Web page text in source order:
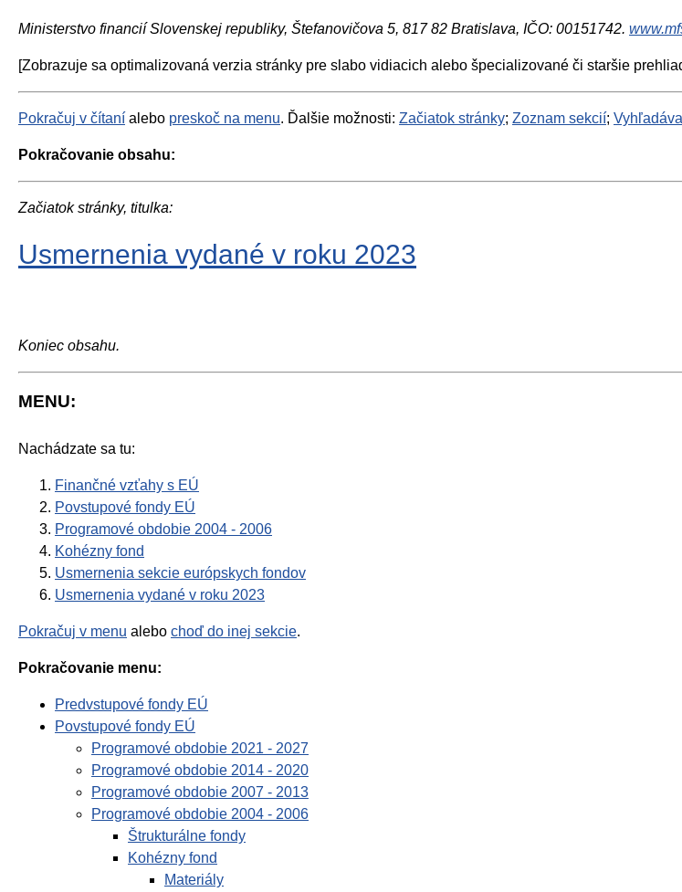
Ministerstvo financií Slovenskej republiky, Štefanovičova 5, 817 82 Bratislava, IČO: 00151742.
[Zobrazuje sa optimalizovaná verzia stránky pre slabo vidiacich alebo špecializované či staršie
Pokračuj v čítaní alebo preskoč na menu. Ďalšie možnosti: Začiatok stránky; Zoznam sekcií;
Pokračovanie obsahu:
Začiatok stránky, titulka:
Usmernenia vydané v roku 2023
Koniec obsahu.
MENU:
Nachádzate sa tu:
Finančné vzťahy s EÚ
Povstupové fondy EÚ
Programové obdobie 2004 - 2006
Kohézny fond
Usmernenia sekcie európskych fondov
Usmernenia vydané v roku 2023
Pokračuj v menu alebo choď do inej sekcie.
Pokračovanie menu:
Predvstupové fondy EÚ
Povstupové fondy EÚ
Programové obdobie 2021 - 2027
Programové obdobie 2014 - 2020
Programové obdobie 2007 - 2013
Programové obdobie 2004 - 2006
Štrukturálne fondy
Kohézny fond
Materiály